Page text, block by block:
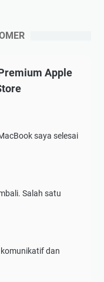
Apple
saya selesai
Salah satu
dan